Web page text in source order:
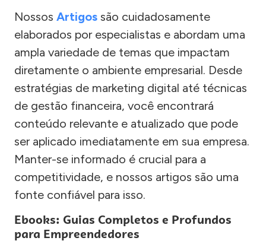
Nossos Artigos são cuidadosamente
elaborados por especialistas e abordam uma
ampla variedade de temas que impactam
diretamente o ambiente empresarial. Desde
estratégias de marketing digital até técnicas
de gestão financeira, você encontrará
conteúdo relevante e atualizado que pode
ser aplicado imediatamente em sua empresa.
Manter-se informado é crucial para a
competitividade, e nossos artigos são uma
fonte confiável para isso.
Ebooks: Guias Completos e Profundos
para Empreendedores